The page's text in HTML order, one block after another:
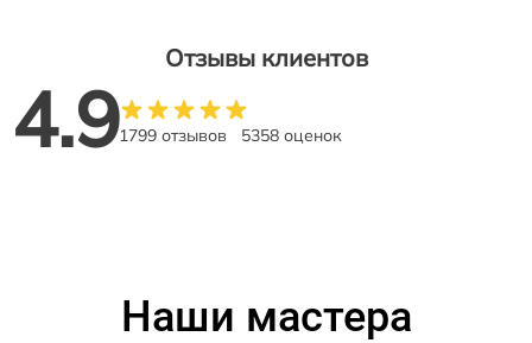
Отзывы клиентов
4.91799 отзывов 5358 оценок
Наши мастера